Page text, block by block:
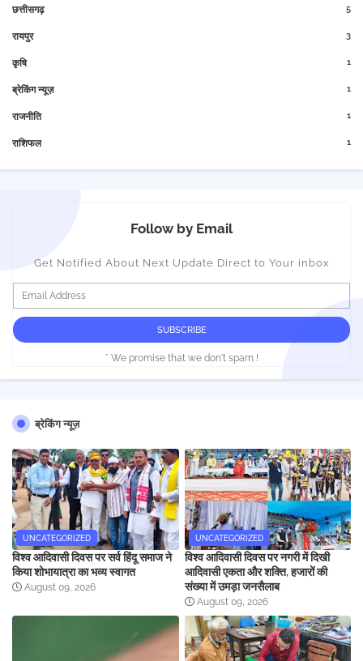
छत्तीसगढ़ 5
रायपुर 3
कृषि 1
ब्रेकिंग न्यूज़ 1
राजनीति 1
राशिफल 1
Follow by Email
Get Notified About Next Update Direct to Your inbox
* We promise that we don't spam !
ब्रेकिंग न्यूज़
UNCATEGORIZED
विश्व आदिवासी दिवस पर सर्व हिंदू समाज ने
किया शोभायात्रा का भव्य स्वागत
August 09, 2026
UNCATEGORIZED
विश्व आदिवासी दिवस पर नगरी में दिखी
आदिवासी एकता और शक्ति, हजारों की
संख्या में उमड़ा जनसैलाब
August 09, 2026